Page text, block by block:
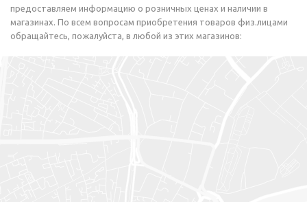
предоставляем информацию о розничных ценах и наличии в
магазинах. По всем вопросам приобретения товаров физ.лицами
обращайтесь, пожалуйста, в любой из этих магазинов: